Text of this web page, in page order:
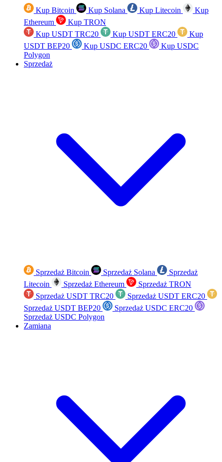
Kup Bitcoin Kup Solana Kup Litecoin
Kup
Ethereum
Kup TRON
Kup USDT TRC20
Kup USDT ERC20
Kup
USDT BEP20
Kup USDC ERC20
Kup USDC
Polygon
Sprzedaż
Sprzedaż Bitcoin Sprzedaż Solana
Sprzedaż
Litecoin
Sprzedaż Ethereum
Sprzedaż TRON
Sprzedaż USDT TRC20
Sprzedaż USDT ERC20
Sprzedaż USDT BEP20
Sprzedaż USDC ERC20
Sprzedaż USDC Polygon
Zamiana